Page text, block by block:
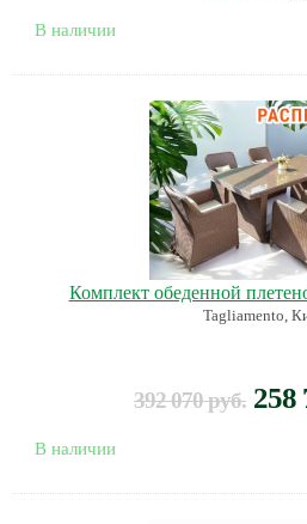
В наличии
Комплект обеденной
Tagliamento,
392 070 руб. 258
В наличии